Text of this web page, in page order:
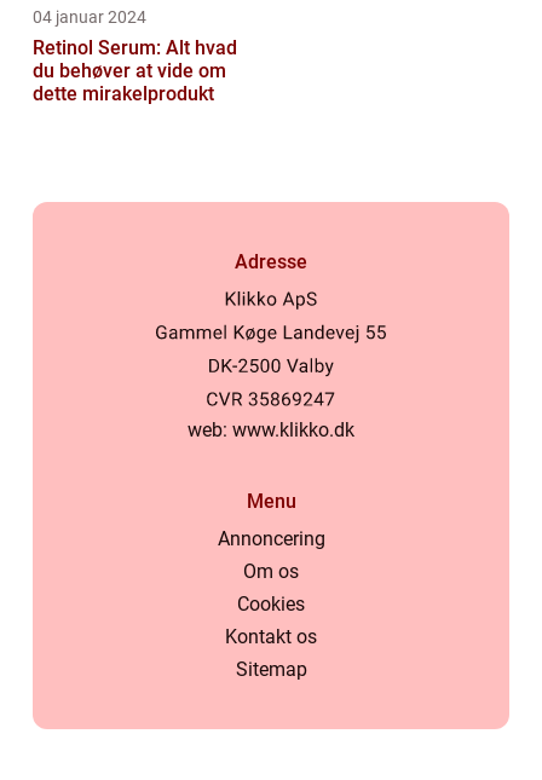
04 januar 2024
Retinol Serum: Alt hvad
du behøver at vide om
dette mirakelprodukt
Adresse
web: www.klikko.dk
Menu
Annoncering
Om os
Cookies
Kontakt os
Sitemap